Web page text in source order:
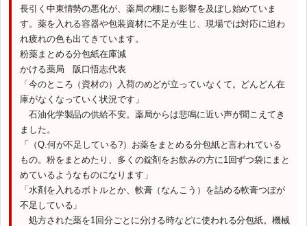
長引く中東情勢の悪化が、薬局の棚にも影響を及ぼし始めていま
す。薬を入れる容器や包装資材に不足が生じ、現場では対応に追わ
れ疲れの色も出てきています。
粉薬まとめる分包紙在庫減
かける薬局 阪口悟志代表
「今のところ（資材の）入荷のめどが立っていなくて。どんどん在
庫がなくなっていく状況です」
石油化学製品の供給不安。薬局からは悲鳴に近い声が聞こえてき
ました。
「（Q.何が不足している?）お薬をまとめる分包紙と言われている
もの。粉をまとめたり、多くの錠剤をお飲みの方に1回ずつ袋にまと
めているようなものになります」
「水剤を入れるボトルとか、軟膏（なんこう）を詰める軟膏つぼが
不足している」
処方された薬を1回分ごとに分ける時などに使われる分包紙。機械